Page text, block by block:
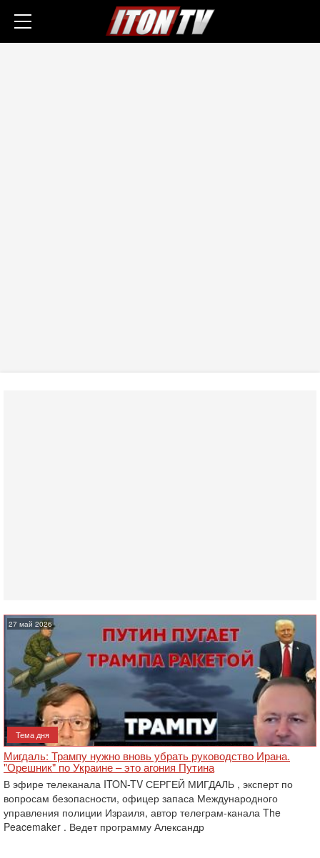
27 май 2026
Тема дня
Мигдаль: Трампу нужно вновь убрать руководство Ирана.
"Орешник" по Украине – это агония Путина
В эфире телеканала ITON-TV СЕРГЕЙ МИГДАЛЬ , эксперт по
вопросам безопасности, офицер запаса Международного
управления полиции Израиля, автор телеграм-канала The
Peacemaker . Ведет программу Александр